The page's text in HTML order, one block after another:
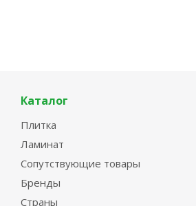
Каталог
Плитка
Ламинат
Сопутствующие товары
Бренды
Страны